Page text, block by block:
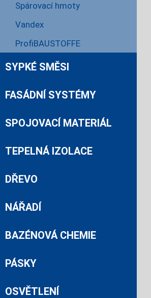
Spárovací hmoty
Vandex
ProfiBAUSTOFFE
SYPKÉ SMĚSI
FASÁDNÍ SYSTÉMY
SPOJOVACÍ MATERIÁL
TEPELNÁ IZOLACE
DŘEVO
NÁŘADÍ
BAZÉNOVÁ CHEMIE
PÁSKY
OSVĚTLENÍ